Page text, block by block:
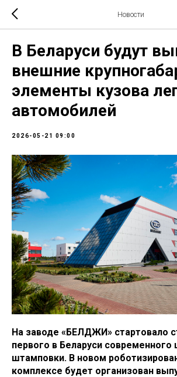
Новости
В Беларуси будут
внешние
элементы кузова
автомобилей
2026-05-21 09:00
На заводе «БЕЛДЖИ» стартовало
первого в Беларуси современного
штамповки. В новом
комплексе будет организован